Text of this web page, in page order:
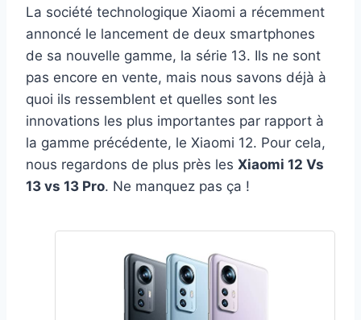
La société technologique Xiaomi a récemment
annoncé le lancement de deux smartphones
de sa nouvelle gamme, la série 13. Ils ne sont
pas encore en vente, mais nous savons déjà à
quoi ils ressemblent et quelles sont les
innovations les plus importantes par rapport à
la gamme précédente, le Xiaomi 12. Pour cela,
nous regardons de plus près les Xiaomi 12 Vs
13 vs 13 Pro. Ne manquez pas ça !